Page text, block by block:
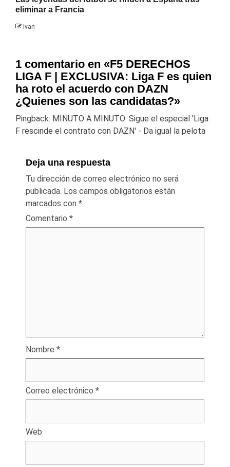
eliminar a Francia
Ivan
1 comentario en «F5 DERECHOS
LIGA F | EXCLUSIVA: Liga F es quien
ha roto el acuerdo con DAZN
¿Quienes son las candidatas?»
Pingback: MINUTO A MINUTO: Sigue el especial 'Liga
F rescinde el contrato con DAZN' - Da igual la pelota
Deja una respuesta
Tu dirección de correo electrónico no será
publicada. Los campos obligatorios están
marcados con *
Comentario *
Nombre *
Correo electrónico *
Web